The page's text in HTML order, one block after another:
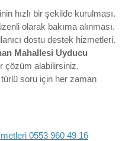
hızlı bir şekilde kurulması.
olarak bakıma alınması.
dostu destek hizmetleri.
Mahallesi Uyducu
çözüm alabilirsiniz.
soru için her zaman
0553 960 49 16